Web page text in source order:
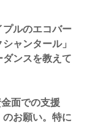
ルのエコバー
ャンタール」
ンスを教えて
面での支援
のお願い。特に